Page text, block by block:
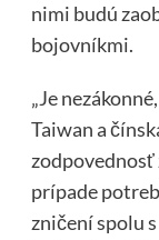
nimi budú
bojovníkmi.
„Je
Taiwan a
zodpovednosť
prípade
zničení spolu